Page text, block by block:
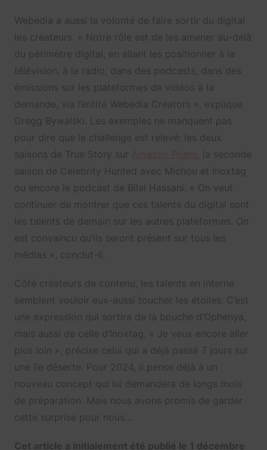
Webedia a aussi la volonté de faire sortir du digital
les créateurs. « Notre rôle est de les amener au-delà
du périmètre digital, en allant les positionner à la
télévision, à la radio, dans des podcasts, dans des
émissions sur les plateformes de vidéos à la
demande, via l’entité Webedia Creators », explique
Gregg Bywalski. Les exemples ne manquent pas
pour dire que le challenge est relevé: les deux
saisons de True Story sur
, la seconde
saison de Celebrity Hunted avec Michou et Inoxtag
ou encore le podcast de Bilal Hassani. « On veut
continuer de montrer que ces talents du digital sont
les talents de demain sur les autres plateformes. On
est convaincu qu’ils seront présent sur tous les
médias », conclut-il.
Côté créateurs de contenu, les talents en interne
semblent vouloir eux-aussi toucher les étoiles. C’est
une expression qui sortira de la bouche d’Ophenya,
mais aussi de celle d’Inoxtag. « Je veux encore aller
plus loin », précise celui qui a déjà passé 7 jours sur
une île déserte. Pour 2024, il pense déjà à un
nouveau concept qui lui demandera de longs mois
de préparation. Mais nous avons promis de garder
cette surprise pour nous…
Cet article a initialement été publié le 1 décembre